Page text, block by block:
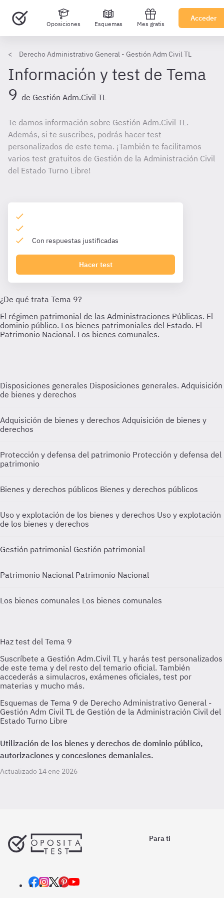
Oposiciones Esquemas Mes gratis
Acceder
Derecho Administrativo General - Gestión Adm Civil TL
Información y test de Tema
9 de Gestión Adm.Civil TL
Te damos información sobre Gestión Adm.Civil TL.
Además, si te suscribes, podrás hacer test
personalizados de este tema. ¡También te facilitamos
varios test gratuitos de Gestión de la Administración Civil
del Estado Turno Libre!
Con respuestas justificadas
Hacer test
Disposiciones generales Disposiciones generales. Adquisición
de bienes y derechos
Adquisición de bienes y derechos Adquisición de bienes y
derechos
Protección y defensa del patrimonio Protección y defensa del
patrimonio
Bienes y derechos públicos Bienes y derechos públicos
Uso y explotación de los bienes y derechos Uso y explotación
de los bienes y derechos
Gestión patrimonial Gestión patrimonial
Patrimonio Nacional Patrimonio Nacional
Los bienes comunales Los bienes comunales
Esquemas de Tema 9 de Derecho Administrativo General -
Gestión Adm Civil TL de Gestión de la Administración Civil del
Estado Turno Libre
Utilización de los bienes y derechos de dominio público,
autorizaciones y concesiones demaniales.
Actualizado 14 ene 2026
Para ti